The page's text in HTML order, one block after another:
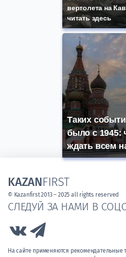
вертолета на
читать здесь
Таких
было с 1945:
ждать всем
СЛЕДУЙ ЗА НАМИ В
Link to Vk
На сайте применяются
KAZANFIRST
© Kazanfirst 2013 – 2025 all rights reserved